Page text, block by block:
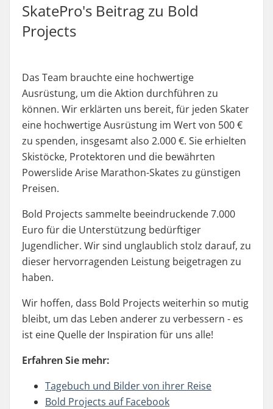
SkatePro's Beitrag zu Bold
Projects
Das Team brauchte eine hochwertige
Ausrüstung, um die Aktion durchführen zu
können. Wir erklärten uns bereit, für jeden Skater
eine hochwertige Ausrüstung im Wert von 500 €
zu spenden, insgesamt also 2.000 €. Sie erhielten
Skistöcke, Protektoren und die bewährten
Powerslide Arise Marathon-Skates zu günstigen
Preisen.
Bold Projects sammelte beeindruckende 7.000
Euro für die Unterstützung bedürftiger
Jugendlicher. Wir sind unglaublich stolz darauf, zu
dieser hervorragenden Leistung beigetragen zu
haben.
Wir hoffen, dass Bold Projects weiterhin so mutig
bleibt, um das Leben anderer zu verbessern - es
ist eine Quelle der Inspiration für uns alle!
Erfahren Sie mehr:
Tagebuch und Bilder von ihrer Reise
Bold Projects auf Facebook